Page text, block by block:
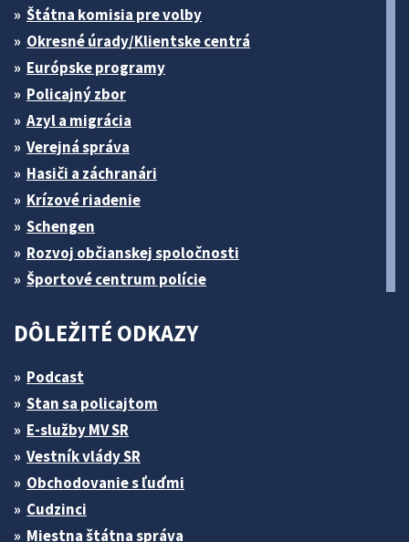
Štátna komisia pre volby
Okresné úrady/Klientske centrá
Európske programy
Policajný zbor
Azyl a migrácia
Verejná správa
Hasiči a záchranári
Krízové riadenie
Schengen
Rozvoj občianskej spoločnosti
Športové centrum polície
DÔLEŽITÉ ODKAZY
Podcast
Stan sa policajtom
E-služby MV SR
Vestník vlády SR
Obchodovanie s ľuďmi
Cudzinci
Miestna štátna správa